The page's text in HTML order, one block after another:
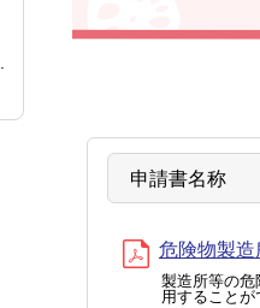
申請書名称
危険物製
製造所等の危
用することが